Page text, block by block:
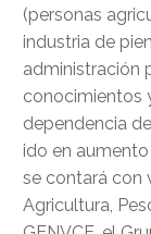
(personas
industria de
administración
conocimientos
dependencia
ido en
se contará con
Agricultura,